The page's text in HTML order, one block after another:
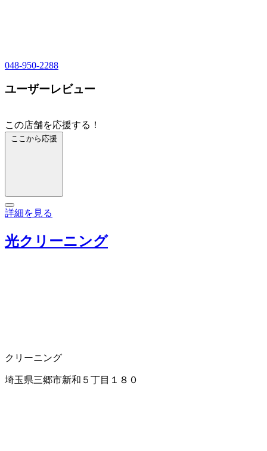
048-950-2288
ユーザーレビュー
この店舗を応援する！
ここから応援
詳細を見る
光クリーニング
クリーニング
埼玉県三郷市新和５丁目１８０